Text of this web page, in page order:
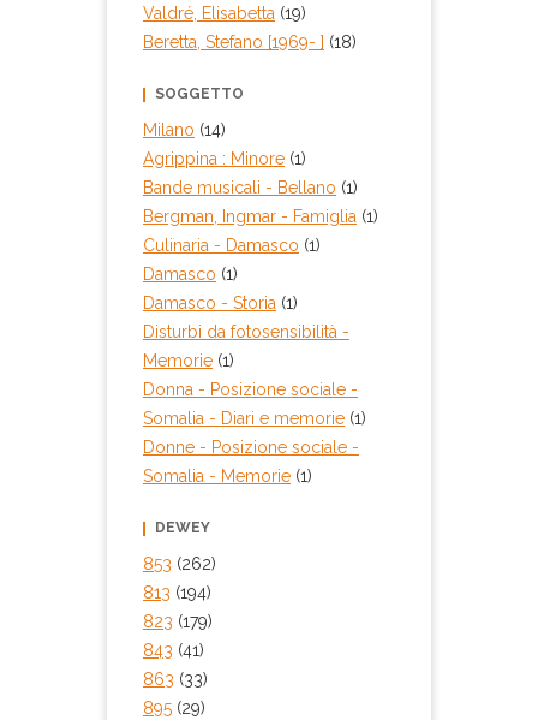
Valdré, Elisabetta (19)
Beretta, Stefano [1969- ] (18)
SOGGETTO
Milano (14)
Agrippina : Minore (1)
Bande musicali - Bellano (1)
Bergman, Ingmar - Famiglia (1)
Culinaria - Damasco (1)
Damasco (1)
Damasco - Storia (1)
Disturbi da fotosensibilità -
Memorie (1)
Donna - Posizione sociale -
Somalia - Diari e memorie (1)
Donne - Posizione sociale -
Somalia - Memorie (1)
DEWEY
853 (262)
813 (194)
823 (179)
843 (41)
863 (33)
895 (29)